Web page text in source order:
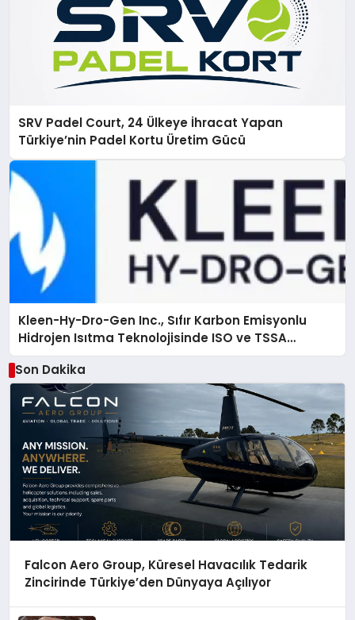
SRV Padel Court, 24 Ülkeye İhracat Yapan
Türkiye’nin Padel Kortu Üretim Gücü
Kleen-Hy-Dro-Gen Inc., Sıfır Karbon Emisyonlu
Hidrojen Isıtma Teknolojisinde ISO ve TSSA
Düzenleyici Onaylarını Aldı
Son Dakika
Falcon Aero Group, Küresel Havacılık Tedarik
Zincirinde Türkiye’den Dünyaya Açılıyor